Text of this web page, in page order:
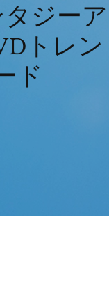
ジーア
トレン
ド